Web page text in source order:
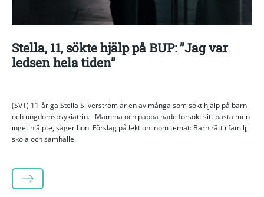
Stella, 11, sökte hjälp på BUP: ”Jag var
ledsen hela tiden”
(SVT) 11-åriga Stella Silverström är en av många som sökt hjälp på barn-
och ungdomspsykiatrin.– Mamma och pappa hade försökt sitt bästa men
inget hjälpte, säger hon. Förslag på lektion inom temat: Barn rätt i familj,
skola och samhälle.
LÄS MER